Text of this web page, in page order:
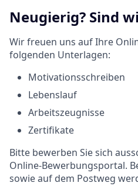
Neugierig? Sind
Wir freuen uns auf Ihre
folgenden Unterlagen:
Motivationsschreiben
Lebenslauf
Arbeitszeugnisse
Zertifikate
Bitte bewerben Sie sich
Online-Bewerbungsportal.
sowie auf dem Postweg